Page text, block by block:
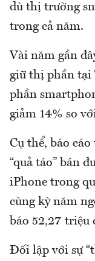
dù thị trường
trong cả năm.
Vài năm gần
giữ thị phần tại
phần
giảm 14% so
Cụ thể, báo
“quả táo” bán
iPhone trong
cùng kỳ năm
báo 52,27 triệu
Đối lập với sự